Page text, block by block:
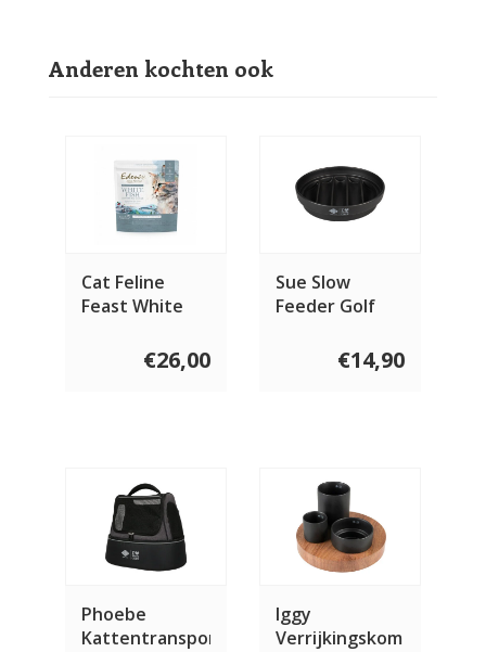
Anderen kochten ook
Cat Feline
Feast White
Herring Caviar
€26,00
Sue Slow
Feeder Golf
€14,90
Phoebe
Kattentransporttas
Iggy
Verrijkingskom